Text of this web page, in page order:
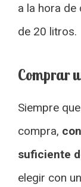
a la hora de
de 20 litros.
Comprar
Siempre
compra,
suficiente
elegir con